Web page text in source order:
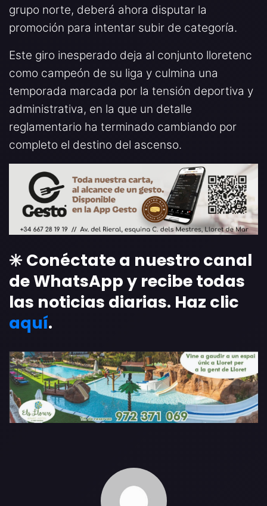
grupo norte, deberá ahora disputar la
promoción para intentar subir de categoría.
Este giro inesperado deja al conjunto lloretenc
como campeón de su liga y culmina una
temporada marcada por la tensión deportiva y
administrativa, en la que un detalle
reglamentario ha terminado cambiando por
completo el destino del ascenso.
✳️ Conéctate a nuestro canal
de WhatsApp y recibe todas
las noticias diarias. Haz clic
aquí.